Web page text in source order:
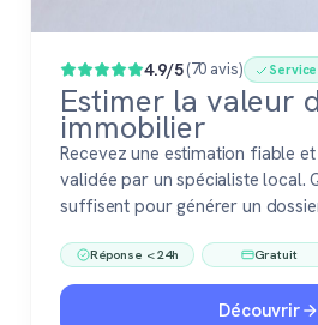
4.9/5(70 avis)
Estimer la valeur
immobilier
Recevez une estimation fiable
validée par un spécialiste local.
suffisent pour générer un
immobilier. Gratuit, sans
confiance.
Réponse < 24h Gratuit
Découvrir